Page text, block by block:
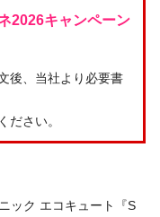
2026キャンペーン
後、当社より必要書
ださい。
ック エコキュート『S